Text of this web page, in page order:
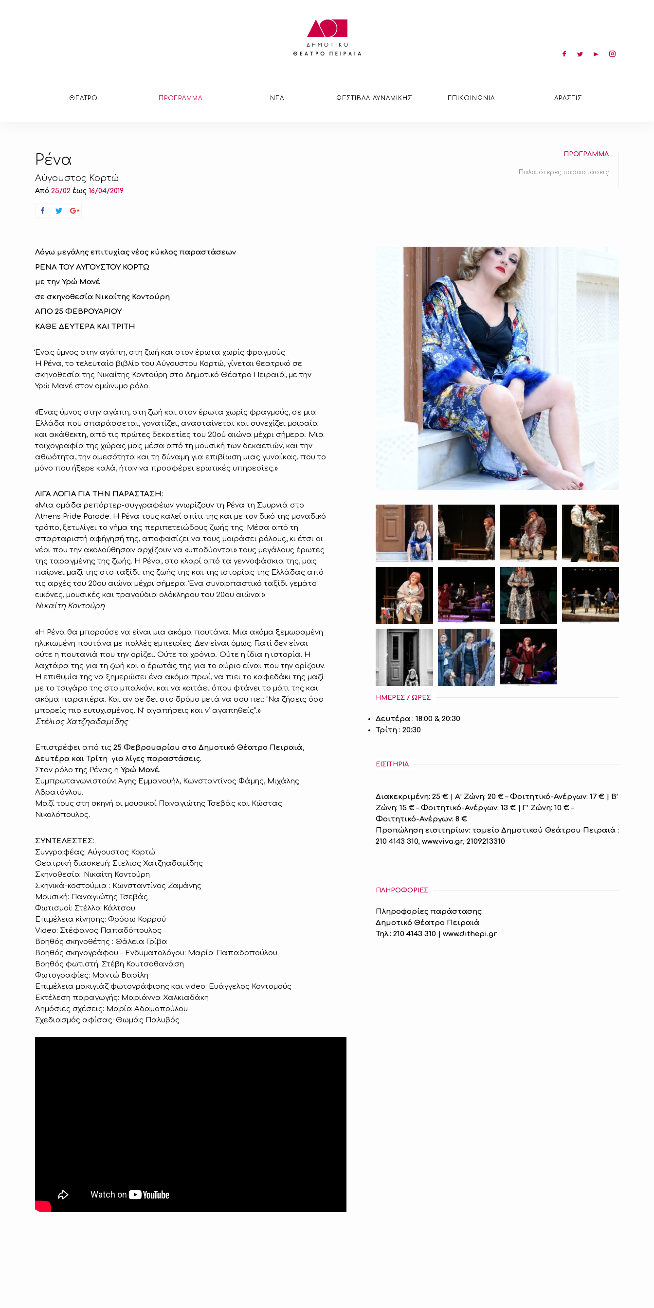
ΘΕΑΤΡΟ ΠΡΟΓΡΑΜΜΑ ΝΕΑ ΦΕΣΤΙΒΑΛ ΔΥΝΑΜΙΚΗΣ ΕΠΙΚΟΙΝΩΝΙΑ ΔΡΑΣΕΙΣ
ΠΡΟΓΡΑΜΜΑ
Παλαιότερες παραστάσεις
Ρένα
Αύγουστος Κορτώ
Από 25/02 έως 16/04/2019
Λόγω μεγάλης επιτυχίας νέος κύκλος παραστάσεων
ΡΕΝΑ ΤΟΥ ΑΥΓΟΥΣΤΟΥ ΚΟΡΤΩ
με την Υρώ Μανέ
σε σκηνοθεσία Νικαίτης Κοντούρη
ΑΠΟ 25 ΦΕΒΡΟΥΑΡΙΟΥ
ΚΑΘΕ ΔΕΥΤΕΡΑ ΚΑΙ ΤΡΙΤΗ
Ένας ύμνος στην αγάπη, στη ζωή και στον έρωτα χωρίς φραγμούς
Η Ρένα, το τελευταίο βιβλίο του Αύγουστου Κορτώ, γίνεται θεατρικό σε
σκηνοθεσία της Νικαίτης Κοντούρη στο Δημοτικό Θέατρο Πειραιά, με την
Υρώ Μανέ στον ομώνυμο ρόλο.
«Ένας ύμνος στην αγάπη, στη ζωή και στον έρωτα χωρίς φραγμούς, σε μια
Ελλάδα που σπαράσσεται, γονατίζει, ανασταίνεται και συνεχίζει μοιραία
και ακάθεκτη, από τις πρώτες δεκαετίες του 20ού αιώνα μέχρι σήμερα. Μια
τοιχογραφία της χώρας μας μέσα από τη μουσική των δεκαετιών, και την
αθωότητα, την αμεσότητα και τη δύναμη για επιβίωση μιας γυναίκας, που το
μόνο που ήξερε καλά, ήταν να προσφέρει ερωτικές υπηρεσίες.»
ΛΙΓΑ ΛΟΓΙΑ ΓΙΑ ΤΗΝ ΠΑΡΑΣΤΑΣΗ:
«Μια ομάδα ρεπόρτερ-συγγραφέων γνωρίζουν τη Ρένα τη Σμυρνιά στο
Athens Pride Parade. Η Ρένα τους καλεί σπίτι της και με τον δικό της μοναδικό
τρόπο, ξετυλίγει το νήμα της περιπετειώδους ζωής της. Μέσα από τη
σπαρταριστή αφήγησή της, αποφασίζει να τους μοιράσει ρόλους, κι έτσι οι
νέοι που την ακολούθησαν αρχίζουν να «υποδύονται» τους μεγάλους έρωτες
της ταραγμένης της ζωής. Η Ρένα, στο κλαρί από τα γεννοφάσκια της, μας
παίρνει μαζί της στο ταξίδι της ζωής της και της ιστορίας της Ελλάδας από
τις αρχές του 20ου αιώνα μέχρι σήμερα. Ένα συναρπαστικό ταξίδι γεμάτο
εικόνες, μουσικές και τραγούδια ολόκληρου του 20ου αιώνα.»
Νικαίτη Κοντούρη
«Η Ρένα θα μπορούσε να είναι μια ακόμα πουτάνα. Μια ακόμα ξεμωραμένη
ηλικιωμένη πουτάνα με πολλές εμπειρίες. Δεν είναι όμως. Γιατί δεν είναι
ούτε η πουτανιά που την ορίζει. Ούτε τα χρόνια. Ούτε η ίδια η ιστορία. Η
λαχτάρα της για τη ζωή και ο έρωτάς της για το αύριο είναι που την ορίζουν.
Η επιθυμία της να ξημερώσει ένα ακόμα πρωί, να πιει το καφεδάκι της μαζί
με το τσιγάρο της στο μπαλκόνι και να κοιτάει όπου φτάνει το μάτι της και
ακόμα παραπέρα. Και αν σε δει στο δρόμο μετά να σου πει: “Να ζήσεις όσο
μπορείς πιο ευτυχισμένος. Ν' αγαπήσεις και ν΄ αγαπηθείς”.»
Στέλιος Χατζηαδαμίδης
Επιστρέφει από τις 25 Φεβρουαρίου στο Δημοτικό Θέατρο Πειραιά,
Δευτέρα και Τρίτη για λίγες παραστάσεις.
Στον ρόλο της Ρένας η Υρώ Μανέ.
Συμπρωταγωνιστούν: Άγης Εμμανουήλ, Κωνσταντίνος Φάμης, Μιχάλης
Αβρατόγλου.
Μαζί τους στη σκηνή οι μουσικοί Παναγιώτης Τσεβάς και Κώστας
Νικολόπουλος.
ΣΥΝΤΕΛΕΣΤΕΣ:
Συγγραφέας: Αύγουστος Κορτώ
Θεατρική διασκευή: Στελιος Χατζηαδαμίδης
Σκηνοθεσία: Νικαίτη Κοντούρη
Σκηνικά-κοστούμια : Κωνσταντίνος Ζαμάνης
Μουσική: Παναγιώτης Τσεβάς
Φωτισμοί: Στέλλα Κάλτσου
Επιμέλεια κίνησης: Φρόσω Κορρού
Video: Στέφανος Παπαδόπουλος
Βοηθός σκηνοθέτης : Θάλεια Γρίβα
Βοηθός σκηνογράφου – Ενδυματολόγου: Μαρία Παπαδοπούλου
Βοηθός φωτιστή: Στέβη Κουτσοθανάση
Φωτογραφίες: Μαντώ Βασίλη
Επιμέλεια μακιγιάζ φωτογράφισης και video: Ευάγγελος Κοντομούς
Εκτέλεση παραγωγής: Μαριάννα Χαλκιαδάκη
Δημόσιες σχέσεις: Μαρία Αδαμοπούλου
Σχεδιασμός αφίσας: Θωμάς Παλυβός
ΗΜΕΡΕΣ / ΩΡΕΣ
Δευτέρα : 18:00 & 20:30
Τρίτη : 20:30
ΕΙΣΙΤΗΡΙΑ
Διακεκριμένη: 25 € | Α’ Ζώνη: 20 € – Φοιτητικό-Ανέργων: 17 € | B’
Ζώνη: 15 € – Φοιτητικό-Ανέργων: 13 € | Γ’ Ζώνη: 10 € –
Φοιτητικό-Ανέργων: 8 €
Προπώληση εισιτηρίων: ταμείο Δημοτικού Θεάτρου Πειραιά :
210 4143 310, www.viva.gr, 2109213310
ΠΛΗΡΟΦΟΡΙΕΣ
Πληροφορίες παράστασης:
Δημοτικό Θέατρο Πειραιά
Τηλ.: 210 4143 310 | www.dithepi.gr